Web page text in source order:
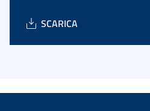
SCARICA